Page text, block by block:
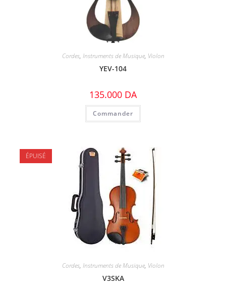
Cordes, Instruments de Musique, Violon
YEV-104
135.000 DA
Commander
ÉPUISÉ
Cordes, Instruments de Musique, Violon
V3SKA